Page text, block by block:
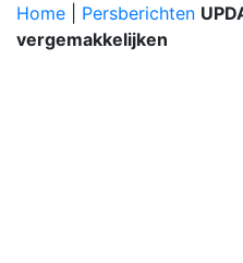
Home Persberichten
vergemakkelijken